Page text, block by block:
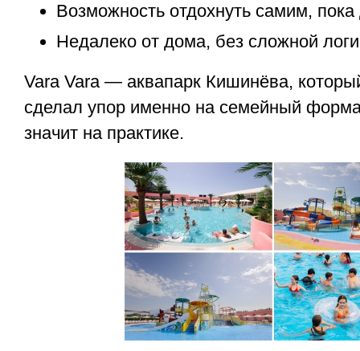
Возможность отдохнуть самим, пока
Недалеко от дома, без сложной
Vara Vara — аквапарк Кишинёва,
сделал упор именно на семейный
значит на практике.